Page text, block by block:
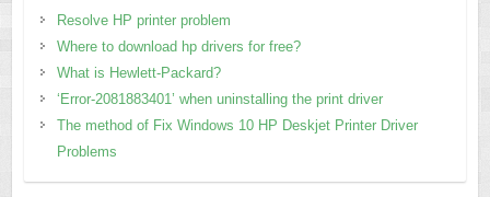
Resolve HP printer problem
Where to download hp drivers for free?
What is Hewlett-Packard?
‘Error-2081883401’ when uninstalling the print driver
The method of Fix Windows 10 HP Deskjet Printer Driver
Problems